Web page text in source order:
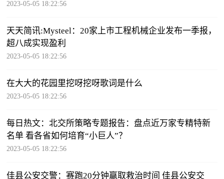
2023-05-05 18:22:56
天天简讯:Mysteel：20家上市工程机械企业发布一季报，
超八成实现盈利
2023-05-05 18:22:56
在大大的花园里挖呀挖呀歌词是什么
2023-05-05 18:22:56
每日热文：北交所策略专题报告：盘点近万家专精特新
名单 看各省如何培育“小巨人”？
2023-05-05 18:22:56
佳县公安交警：赛跑20分钟赢取救治时间 佳县公安交